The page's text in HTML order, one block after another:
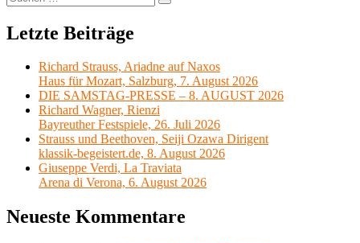
25.
September
2025
nach:
Suchen
Letzte Beiträge
Richard Strauss, Ariadne auf Naxos
Haus für Mozart, Salzburg, 7. August 2026
DIE SAMSTAG-PRESSE – 8. AUGUST 2026
Richard Wagner, Rienzi
Bayreuther Festspiele, 26. Juli 2026
Strauss und Beethoven, Seiji Ozawa Dirigent
klassik-begeistert.de, 8. August 2026
Giuseppe Verdi, La Traviata
Arena di Verona, 6. August 2026
Neueste Kommentare